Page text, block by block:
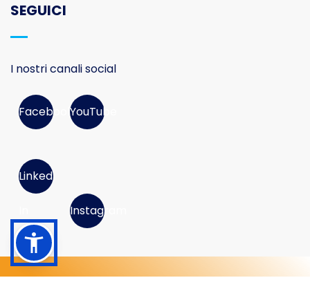
SEGUICI
I nostri canali social
FacebookYouTube
Linked
Instagram